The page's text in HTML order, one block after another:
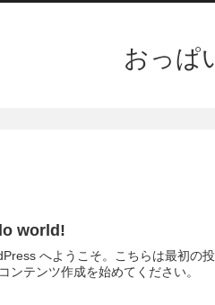
おっぱ
world!
へようこそ。こちらは最初の
ンテンツ作成を始めてください。